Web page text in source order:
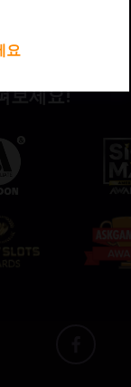
보세요!
요